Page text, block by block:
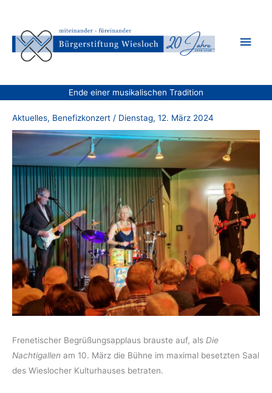
springen
Ende einer musikalischen Tradition
Aktuelles, Benefizkonzert / Dienstag, 12. März 2024
Frenetischer Begrüßungsapplaus brauste auf, als Die
Nachtigallen am 10. März die Bühne im maximal besetzten Saal
des Wieslocher Kulturhauses betraten.